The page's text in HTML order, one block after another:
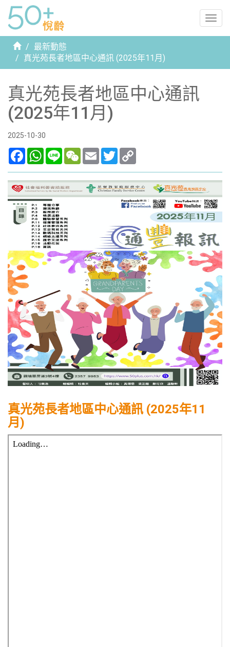
首
頁
最新動態
真光苑長者地區中心通訊 (2025年11月)
真光苑長者地區中心通訊
(2025年11月)
2025-10-30
FacebookWhatsApp
Line WeChatEmail Twitter
真光苑長者地區中心通訊 (2025年11
月)